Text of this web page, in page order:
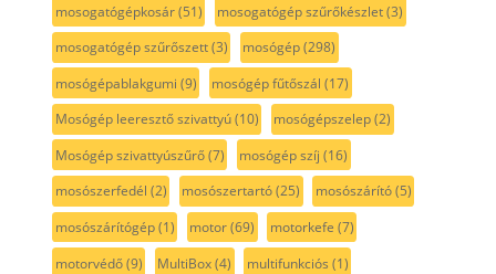
mosogatógépkosár(51) mosogatógép szűrőkészlet(3)
mosogatógép szűrőszett(3) mosógép(298)
mosógépablakgumi (9) mosógép fűtőszál (17)
Mosógép leeresztő szivattyú(10) mosógépszelep(2)
Mosógép szivattyúszűrő(7) mosógép szíj (16)
mosószerfedél (2) mosószertartó(25) mosószárító(5)
mosószárítógép(1) motor(69) motorkefe (7)
motorvédő(9) MultiBox(4) multifunkciós (1)